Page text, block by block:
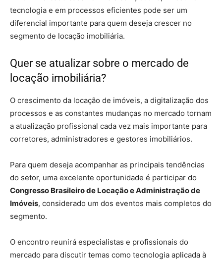
tecnologia e em processos eficientes pode ser um
diferencial importante para quem deseja crescer no
segmento de locação imobiliária.
Quer se atualizar sobre o mercado de
locação imobiliária?
O crescimento da locação de imóveis, a digitalização dos
processos e as constantes mudanças no mercado tornam
a atualização profissional cada vez mais importante para
corretores, administradores e gestores imobiliários.
Para quem deseja acompanhar as principais tendências
do setor, uma excelente oportunidade é participar do
Congresso Brasileiro de Locação e Administração de
Imóveis, considerado um dos eventos mais completos do
segmento.
O encontro reunirá especialistas e profissionais do
mercado para discutir temas como tecnologia aplicada à